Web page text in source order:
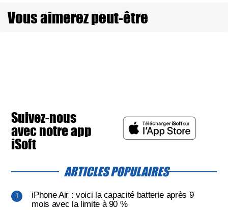
Vous aimerez peut-être
Suivez-nous
avec notre app
iSoft
ARTICLES POPULAIRES
iPhone Air : voici la capacité batterie après 9
mois avec la limite à 90 %